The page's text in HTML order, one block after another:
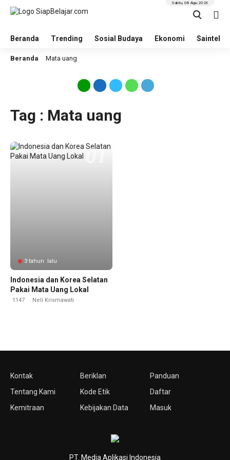
Beranda Trending Sosial Budaya Ekonomi Saintek
Sabtu, 08 Agu 2026
Beranda Mata uang
Tag : Mata uang
3 tahun lalu
Indonesia dan Korea Selatan
Pakai Mata Uang Lokal
1147 Neli Krismawati
Kontak
Tentang Kami
Kemitraan
Beriklan
Kode Etik
Kebijakan Data
Panduan
Daftar
Masuk
PT. Media Aplikasi Indonesia